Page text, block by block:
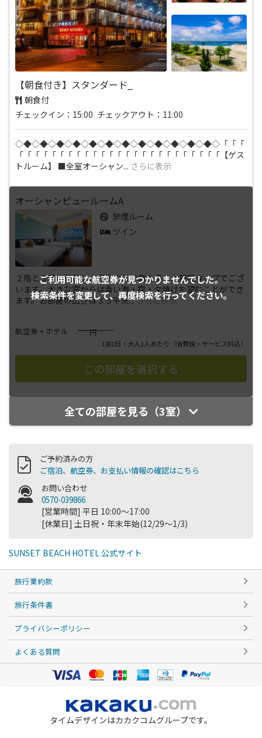
【朝食付き】スタンダード_
朝食付
チェックイン：15:00 チェックアウト：11:00
◇◆◇◆◇◆◇◆◇◆◇◆◇◆◇◆◇◆◇◆◇◆◇◆◇「「「
「「「「「「「「「「「「「「「「「「「「「「「「「【ゲス
トルーム】 ■全室オーシャン... さらに表示
ご利用可能な航空券が見つかりませんでした。
検索条件を変更して、再度検索を行ってください。
オーシャンビュールームA
禁煙ルーム
ツイン
２階と３階に位置し、当ホテルで最も多いお部屋タイプでござ
います。大きな窓からは青い海・空・夕焼けを望むことができ
ます。お部屋の広さは３５平米...さらに表示
航空券 + ホテル ――――円
1泊2日・大人1人あたり （消費税・サービス料込）
全ての部屋を見る（3室）
ご予約済みの方
ご宿泊、航空券、お支払い情報の確認はこちら
お問い合わせ
0570-039866
[営業時間] 平日 10:00～17:00
[休業日] 土日祝・年末年始(12/29～1/3)
SUNSET BEACH HOTEL 公式サイト
旅行業約款
旅行条件書
プライバシーポリシー
よくある質問
タイムデザインはカカクコムグループです。